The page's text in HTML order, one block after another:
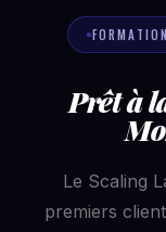
Prêt à
Le Scaling
premiers